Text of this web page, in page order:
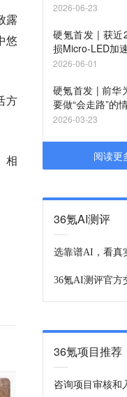
露
悠
方
相
2026-06-23
硬氪首发 | 获近
损Micro-LED加
2026-06-01
硬氪首发 | 前华
要做“会走路”的
2026-03-23
阅读更
36氪AI测评
选靠谱AI，看真
36氪AI测评官方
36氪项目推荐
咨询项目审核和